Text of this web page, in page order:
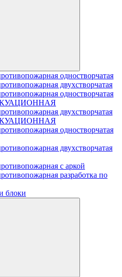
одностворчатая
двухстворчатая
одностворчатая
двухстворчатая
одностворчатая
двухстворчатая
с аркой
разработка по
блоки